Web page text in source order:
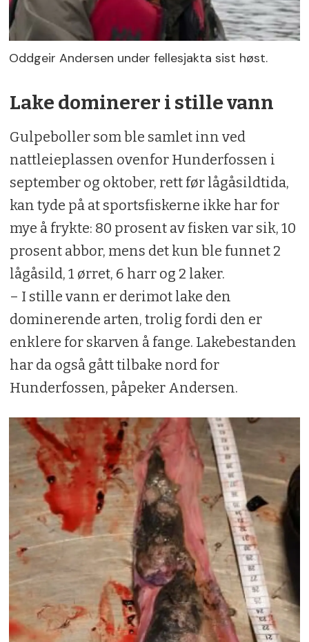
Oddgeir Andersen under fellesjakta sist høst.
Lake dominerer i stille vann
Gulpeboller som ble samlet inn ved
nattleieplassen ovenfor Hunderfossen i
september og oktober, rett før lågåsildtida,
kan tyde på at sportsfiskerne ikke har for
mye å frykte: 80 prosent av fisken var sik, 10
prosent abbor, mens det kun ble funnet 2
lågåsild, 1 ørret, 6 harr og 2 laker.
– I stille vann er derimot lake den
dominerende arten, trolig fordi den er
enklere for skarven å fange. Lakebestanden
har da også gått tilbake nord for
Hunderfossen, påpeker Andersen.